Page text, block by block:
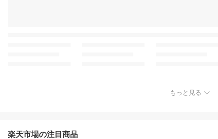
もっと見る
楽天市場の注目商品